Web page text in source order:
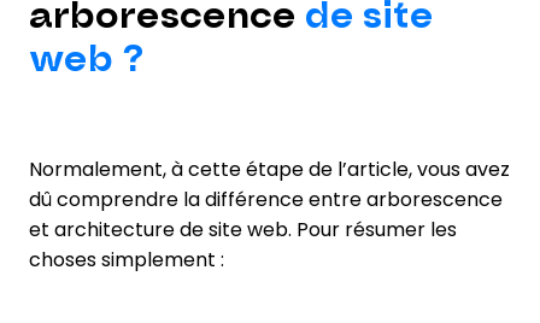
arborescence de site
web ?
Normalement, à cette étape de l’article, vous avez
dû comprendre la différence entre arborescence
et architecture de site web. Pour résumer les
choses simplement :